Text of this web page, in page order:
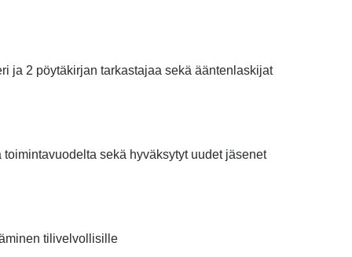
ja 2 pöytäkirjan tarkastajaa sekä ääntenlaskijat
sekä hyväksytyt uudet jäsenet
tilivelvollisille